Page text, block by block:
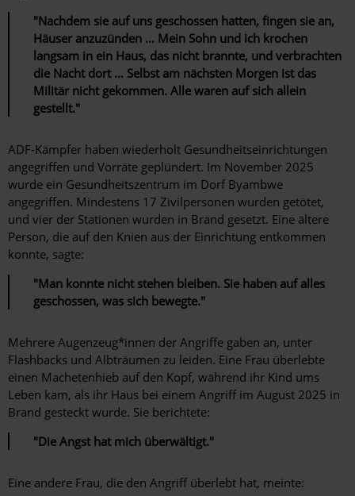
"Nachdem sie auf uns geschossen hatten, fingen sie an,
Häuser anzuzünden … Mein Sohn und ich krochen
langsam in ein Haus, das nicht brannte, und verbrachten
die Nacht dort … Selbst am nächsten Morgen ist das
Militär nicht gekommen. Alle waren auf sich allein
gestellt."
ADF-Kämpfer haben wiederholt Gesundheitseinrichtungen
angegriffen und Vorräte geplündert. Im November 2025
wurde ein Gesundheitszentrum im Dorf Byambwe
angegriffen. Mindestens 17 Zivilpersonen wurden getötet,
und vier der Stationen wurden in Brand gesetzt. Eine ältere
Person, die auf den Knien aus der Einrichtung entkommen
konnte, sagte:
"Man konnte nicht stehen bleiben. Sie haben auf alles
geschossen, was sich bewegte."
Mehrere Augenzeug*innen der Angriffe gaben an, unter
Flashbacks und Albträumen zu leiden. Eine Frau überlebte
einen Machetenhieb auf den Kopf, während ihr Kind ums
Leben kam, als ihr Haus bei einem Angriff im August 2025 in
Brand gesteckt wurde. Sie berichtete:
"Die Angst hat mich überwältigt."
Eine andere Frau, die den Angriff überlebt hat, meinte: